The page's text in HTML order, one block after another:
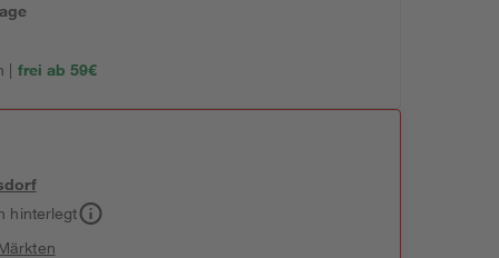
| frei ab 59€
hinterlegt